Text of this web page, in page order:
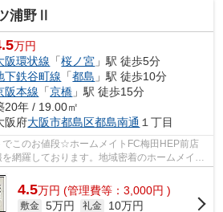
浦野Ⅱ
万円
阪環状線 「桜ノ宮 」駅 徒歩5分
下鉄谷町線 「都島 」駅 徒歩10分
阪本線 「京橋 」駅 徒歩15分
20年 / 19.00㎡
阪府大阪市都島区都島南通 １丁目
このお値段☆ホームメイトFC梅田HEP前店
網羅しております。地域密着のホームメイト
お部屋探し品質で...
4.5万円 (管理費等：3,000円 )
敷金 5万円 礼金
10万円